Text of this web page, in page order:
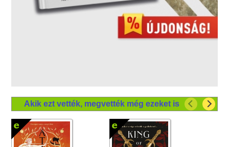
Akik ezt vették, megvették még ezeket is